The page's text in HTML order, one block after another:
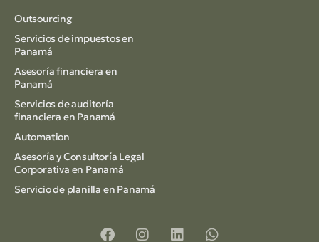
Outsourcing
Servicios de impuestos en
Panamá
Asesoría financiera en
Panamá
Servicios de auditoría
financiera en Panamá
Automation
Asesoría y Consultoría Legal
Corporativa en Panamá
Servicio de planilla en Panamá